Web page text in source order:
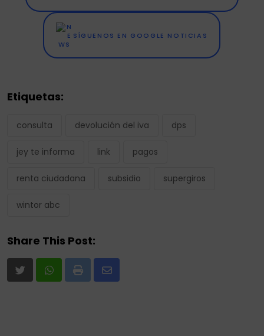
SÍGUENOS EN GOOGLE NOTICIAS
Etiquetas:
consulta devolución del iva dps
jey te informa link pagos
renta ciudadana subsidio supergiros
wintor abc
Share This Post:
Print
Share